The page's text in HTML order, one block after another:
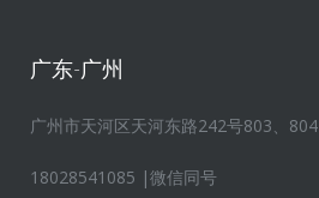
广东-广州
广州市天河区天河东路242号803、804
18028541085 |微信同号